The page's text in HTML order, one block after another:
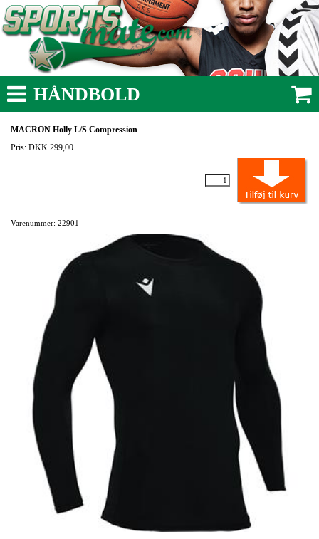
HÅNDBOLD
MACRON Holly L/S Compression
Pris: DKK 299,00
Varenummer: 22901